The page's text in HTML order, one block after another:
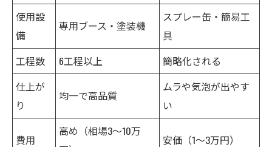
使用設
備
専用ブース・塗装機
スプレー缶・簡易工
具
工程数
6工程以上
簡略化される
仕上が
り
均一で高品質
ムラや気泡が出やす
い
費用
高め（相場3～10万
安価（1～3万円）